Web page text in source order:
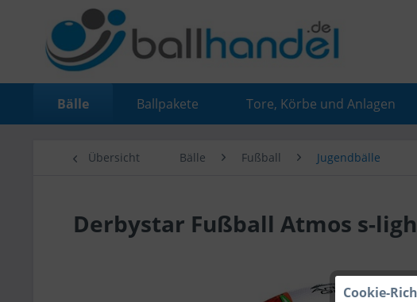
Bälle Ballpakete Tore, Körbe und Anlagen
Übersicht Bälle Fußball Jugendbälle
Derbystar Fußball Atmos s-
Cookie-